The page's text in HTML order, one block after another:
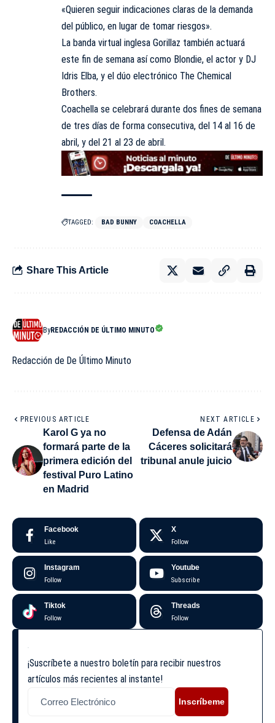
«Quieren seguir indicaciones claras de la demanda
del público, en lugar de tomar riesgos».
La banda virtual inglesa Gorillaz también actuará
este fin de semana así como Blondie, el actor y DJ
Idris Elba, y el dúo electrónico The Chemical
Brothers.
Coachella se celebrará durante dos fines de semana
de tres días de forma consecutiva, del 14 al 16 de
abril, y del 21 al 23 de abril.
TAGGED: BAD BUNNY COACHELLA
Share This Article
ByREDACCIÓN DE ÚLTIMO MINUTO
Redacción de De Último Minuto
PREVIOUS ARTICLE
Karol G ya no
formará parte de la
primera edición del
festival Puro Latino
en Madrid
NEXT ARTICLE
Defensa de Adán
Cáceres solicitará
tribunal anule juicio
Facebook
Like
X
Follow
Instagram
Follow
Youtube
Subscribe
Tiktok
Follow
Threads
Follow
¡Suscríbete a nuestro boletín para recibir nuestros
artículos más recientes al instante!
Inscríbeme